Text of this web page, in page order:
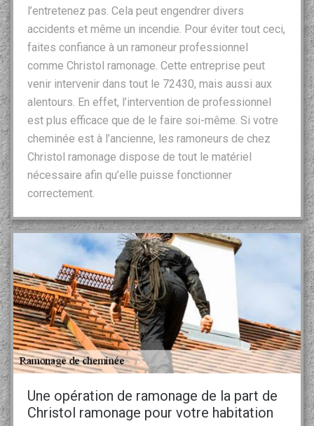
l’entretenez pas. Cela peut engendrer divers
accidents et même un incendie. Pour éviter tout ceci,
faites confiance à un ramoneur professionnel
comme Christol ramonage. Cette entreprise peut
venir intervenir dans tout le 72430, mais aussi aux
alentours. En effet, l’intervention de professionnel
est plus efficace que de le faire soi-même. Si votre
cheminée est à l’ancienne, les ramoneurs de chez
Christol ramonage dispose de tout le matériel
nécessaire afin qu’elle puisse fonctionner
correctement.
Une opération de ramonage de la part de
Christol ramonage pour votre habitation